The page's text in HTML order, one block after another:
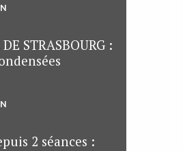
STRASBOURG :
2 séances :